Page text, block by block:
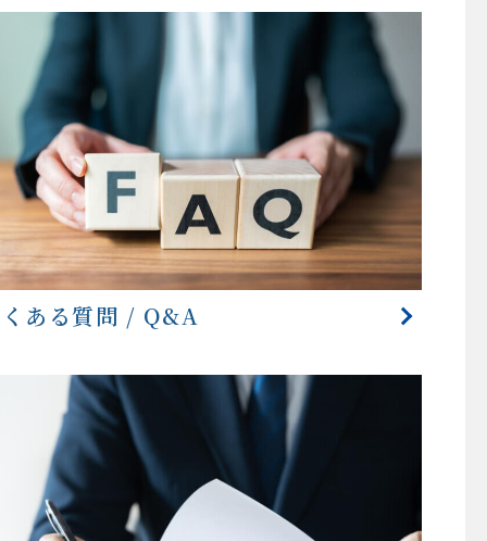
ある質問 / Q&A